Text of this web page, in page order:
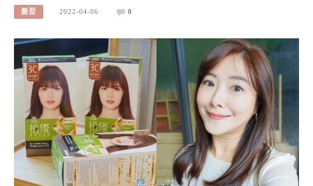
髮型 2022-04-06 0